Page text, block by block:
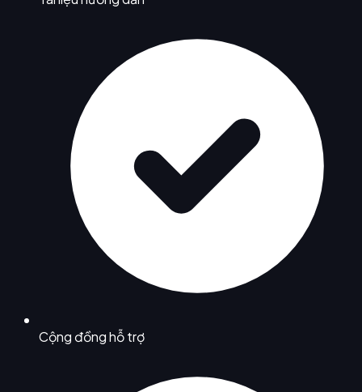
Cộng đồng hỗ trợ